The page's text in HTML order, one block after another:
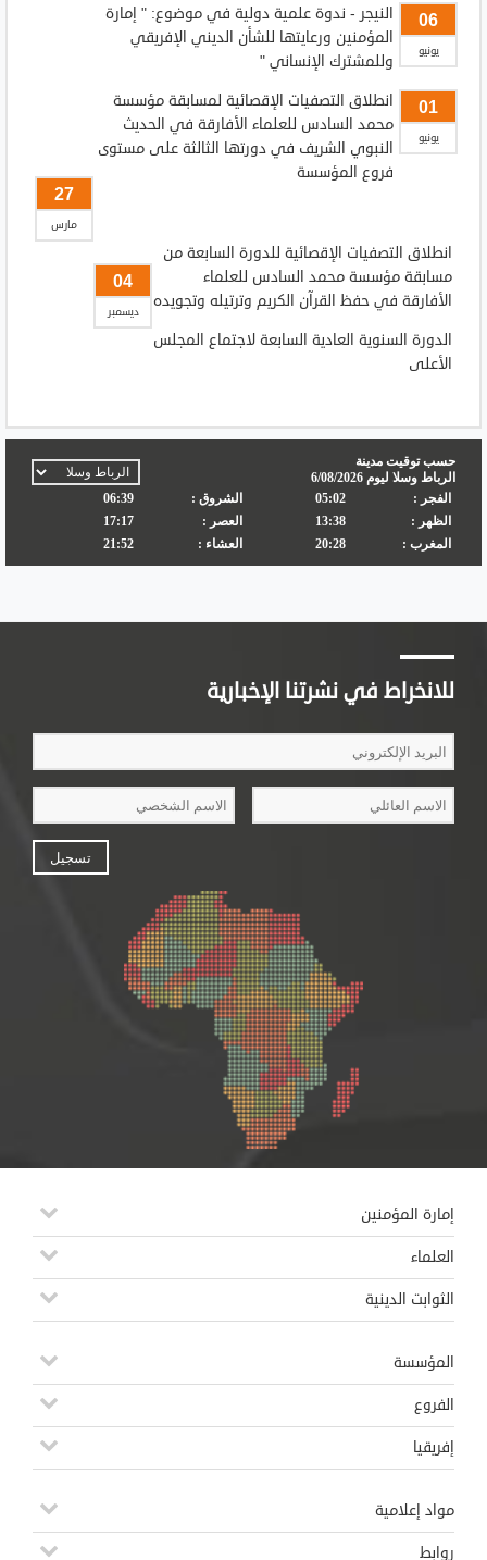
06
يونيو
النيجر - ندوة علمية دولية في موضوع: " إمارة
المؤمنين ورعايتها للشأن الديني الإفريقي
وللمشترك الإنساني "
01
يونيو
انطلاق التصفيات الإقصائية لمسابقة مؤسسة
محمد السادس للعلماء الأفارقة في الحديث
النبوي الشريف في دورتها الثالثة على مستوى
فروع المؤسسة
27
مارس
انطلاق التصفيات الإقصائية للدورة السابعة من
مسابقة مؤسسة محمد السادس للعلماء
الأفارقة في حفظ القرآن الكريم وترتيله وتجويده
04
ديسمبر
الدورة السنوية العادية السابعة لاجتماع المجلس
الأعلى
للانخراط في نشرتنا الإخبارية
إمارة المؤمنين
العلماء
الثوابت الدينية
المؤسسة
الفروع
إفريقيا
مواد إعلامية
روابط